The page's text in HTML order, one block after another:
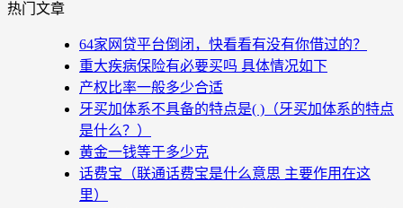
热门文章
64家网贷平台倒闭，快看看有没有你借过的？
重大疾病保险有必要买吗 具体情况如下
产权比率一般多少合适
牙买加体系不具备的特点是( )（牙买加体系的特点
是什么？）
黄金一钱等于多少克
话费宝（联通话费宝是什么意思 主要作用在这
里）